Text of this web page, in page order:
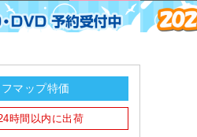
フマップ特価
時間以内に出荷